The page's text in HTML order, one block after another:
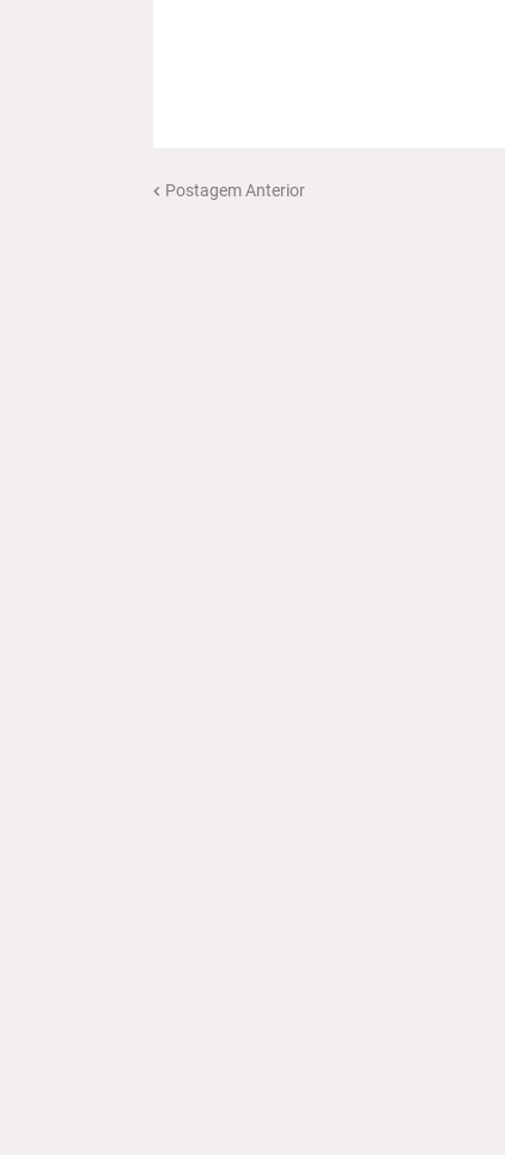
Postagem Anterior